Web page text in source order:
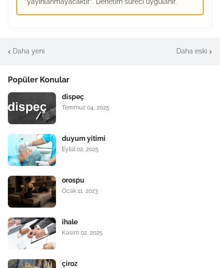
Daha yeni Daha eski
Popüler Konular
dispeç
Temmuz 04, 2025
duyum yitimi
Eylül 02, 2025
orospu
Ocak 11, 2023
ihale
Kasım 02, 2025
çiroz